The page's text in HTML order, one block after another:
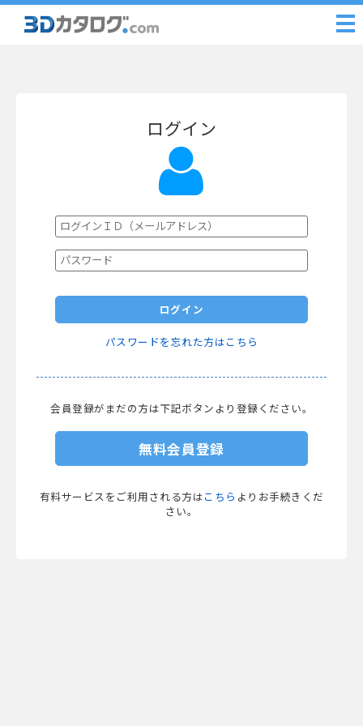
ログイン
ログイン
パスワードを忘れた方はこちら
会員登録がまだの方は下記ボタンより登録ください。
無料会員登録
有料サービスをご利用される方は こちら よりお手続きくだ
さい。